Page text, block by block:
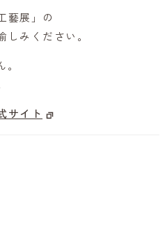
藝展」の
しみください。
サイト